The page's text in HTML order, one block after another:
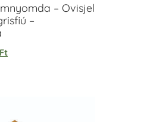
– Ovisjel
–
Ft